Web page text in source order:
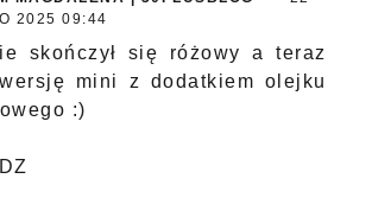
2025 09:44
skończył się różowy a teraz
mini z dodatkiem olejku
:)